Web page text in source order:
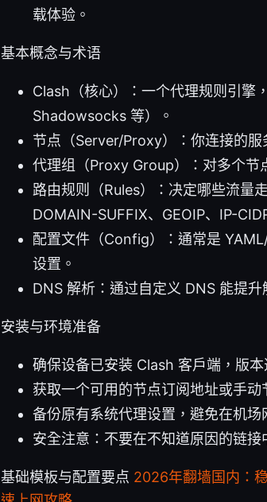
载体验。
基本概念与术语
Clash（核心）：一个代理规则引擎
Shadowsocks 等）。
节点（Server/Proxy）：你连接的服
代理组（Proxy Group）：对多个节
路由规则（Rules）：决定哪些流量
DOMAIN-SUFFIX、GEOIP、IP-CIDR
配置文件（Config）：通常是
设置。
DNS 解析：通过自定义 DNS 能提
安装与环境准备
确保设备已安装 Clash 客户端，版
获取一个可用的节点订阅地址或手
备份原有系统代理设置，避免在机场
安全注意：不要在不知道原因的链
基础模板与配置要点 2026年翻墙国内：